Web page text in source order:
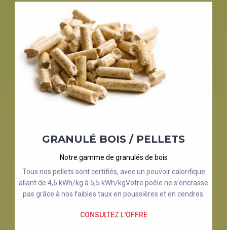
GRANULÉ BOIS / PELLETS
Notre gamme de granulés de bois
Tous nos pellets sont certifiés, avec un pouvoir calorifique
allant de 4,6 kWh/kg à 5,5 kWh/kgVotre poêle ne s’encrasse
pas grâce à nos faibles taux en poussières et en cendres.
CONSULTEZ L'OFFRE